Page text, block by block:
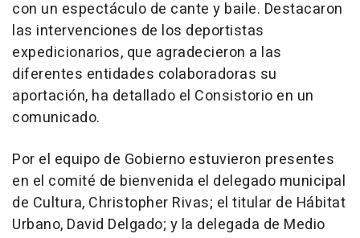
con un espectáculo de cante y baile. Destacaron
las intervenciones de los deportistas
expedicionarios, que agradecieron a las
diferentes entidades colaboradoras su
aportación, ha detallado el Consistorio en un
comunicado.
Por el equipo de Gobierno estuvieron presentes
en el comité de bienvenida el delegado municipal
de Cultura, Christopher Rivas; el titular de Hábitat
Urbano, David Delgado; y la delegada de Medio